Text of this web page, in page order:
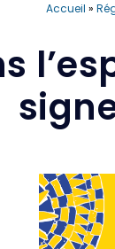
Accueil »